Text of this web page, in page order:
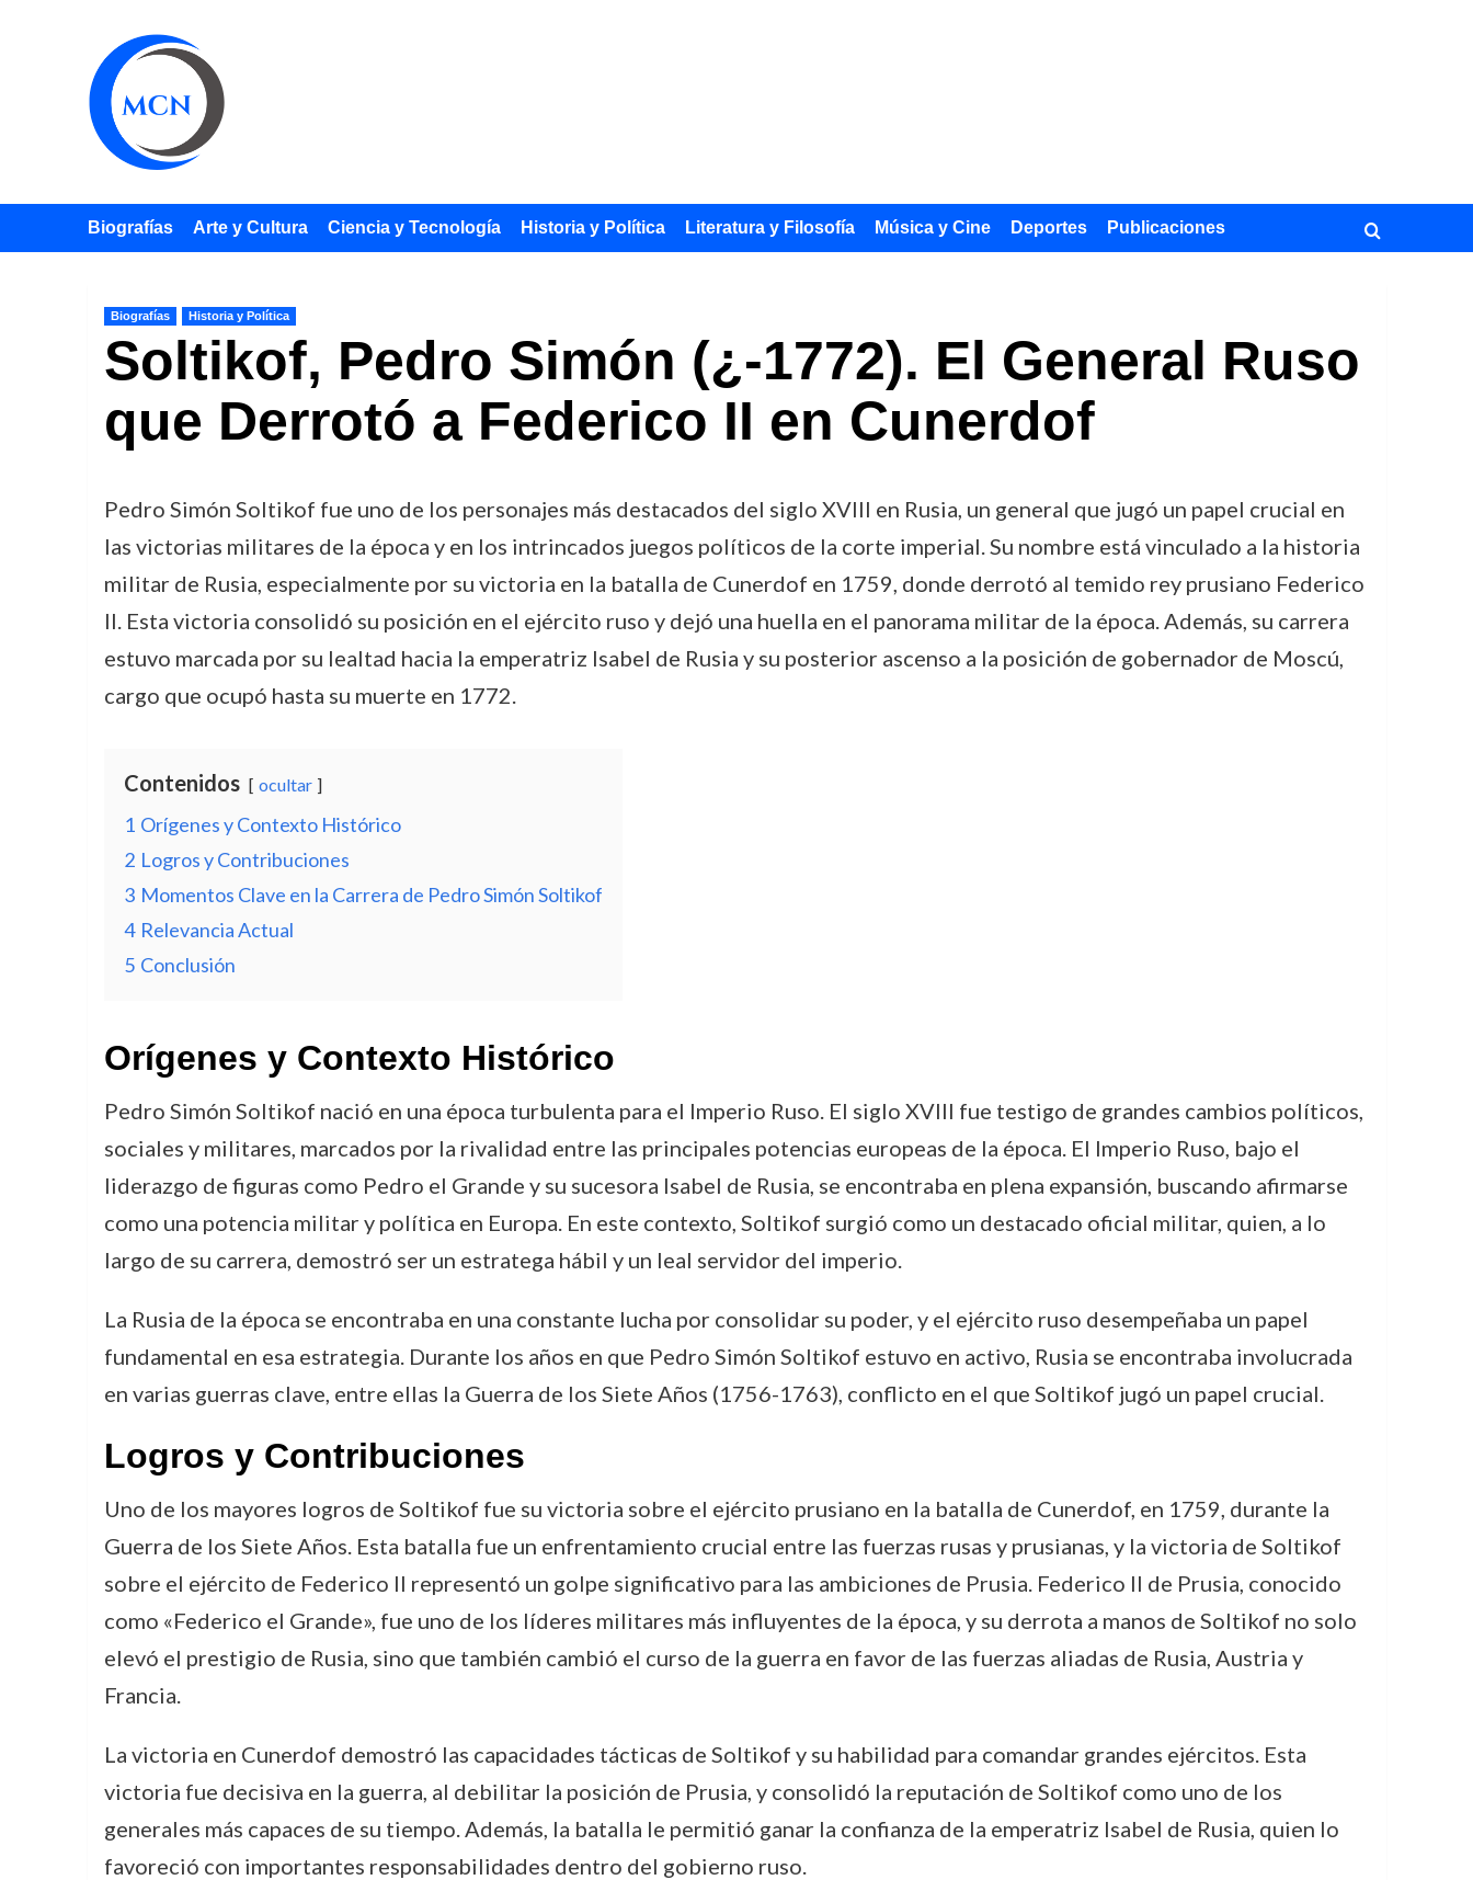
Biografías Arte y Cultura Ciencia y Tecnología Historia y Política Literatura y Filosofía Música y Cine Deportes Publicaciones
Biografías Historia y Política
Soltikof, Pedro Simón (¿-1772). El General Ruso
que Derrotó a Federico II en Cunerdof
Pedro Simón Soltikof fue uno de los personajes más destacados del siglo XVIII en Rusia, un general que jugó un papel crucial en
las victorias militares de la época y en los intrincados juegos políticos de la corte imperial. Su nombre está vinculado a la historia
militar de Rusia, especialmente por su victoria en la batalla de Cunerdof en 1759, donde derrotó al temido rey prusiano Federico
II. Esta victoria consolidó su posición en el ejército ruso y dejó una huella en el panorama militar de la época. Además, su carrera
estuvo marcada por su lealtad hacia la emperatriz Isabel de Rusia y su posterior ascenso a la posición de gobernador de Moscú,
cargo que ocupó hasta su muerte en 1772.
Contenidos ocultar
1 Orígenes y Contexto Histórico
2 Logros y Contribuciones
3 Momentos Clave en la Carrera de Pedro Simón Soltikof
4 Relevancia Actual
5 Conclusión
Orígenes y Contexto Histórico
Pedro Simón Soltikof nació en una época turbulenta para el Imperio Ruso. El siglo XVIII fue testigo de grandes cambios políticos,
sociales y militares, marcados por la rivalidad entre las principales potencias europeas de la época. El Imperio Ruso, bajo el
liderazgo de figuras como Pedro el Grande y su sucesora Isabel de Rusia, se encontraba en plena expansión, buscando afirmarse
como una potencia militar y política en Europa. En este contexto, Soltikof surgió como un destacado oficial militar, quien, a lo
largo de su carrera, demostró ser un estratega hábil y un leal servidor del imperio.
La Rusia de la época se encontraba en una constante lucha por consolidar su poder, y el ejército ruso desempeñaba un papel
fundamental en esa estrategia. Durante los años en que Pedro Simón Soltikof estuvo en activo, Rusia se encontraba involucrada
en varias guerras clave, entre ellas la Guerra de los Siete Años (1756-1763), conflicto en el que Soltikof jugó un papel crucial.
Logros y Contribuciones
Uno de los mayores logros de Soltikof fue su victoria sobre el ejército prusiano en la batalla de Cunerdof, en 1759, durante la
Guerra de los Siete Años. Esta batalla fue un enfrentamiento crucial entre las fuerzas rusas y prusianas, y la victoria de Soltikof
sobre el ejército de Federico II representó un golpe significativo para las ambiciones de Prusia. Federico II de Prusia, conocido
como «Federico el Grande», fue uno de los líderes militares más influyentes de la época, y su derrota a manos de Soltikof no solo
elevó el prestigio de Rusia, sino que también cambió el curso de la guerra en favor de las fuerzas aliadas de Rusia, Austria y
Francia.
La victoria en Cunerdof demostró las capacidades tácticas de Soltikof y su habilidad para comandar grandes ejércitos. Esta
victoria fue decisiva en la guerra, al debilitar la posición de Prusia, y consolidó la reputación de Soltikof como uno de los
generales más capaces de su tiempo. Además, la batalla le permitió ganar la confianza de la emperatriz Isabel de Rusia, quien lo
favoreció con importantes responsabilidades dentro del gobierno ruso.